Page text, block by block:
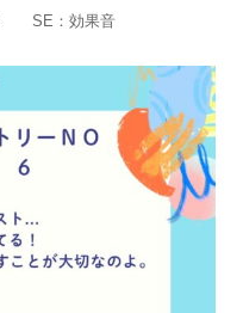
SE：効果音